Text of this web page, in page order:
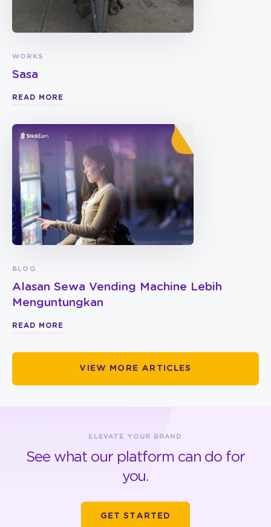
WORKS
Sasa
READ MORE
BLOG
Alasan Sewa Vending Machine Lebih
Menguntungkan
READ MORE
VIEW MORE ARTICLES
ELEVATE YOUR BRAND
See what our platform can do for
you.
GET STARTED